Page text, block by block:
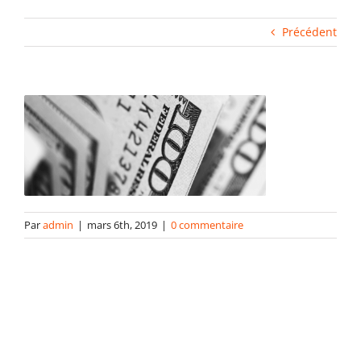
Gabarits
Blog
contact
Précédent
Paradmin | mars 6th, 2019 | 0 commentaire